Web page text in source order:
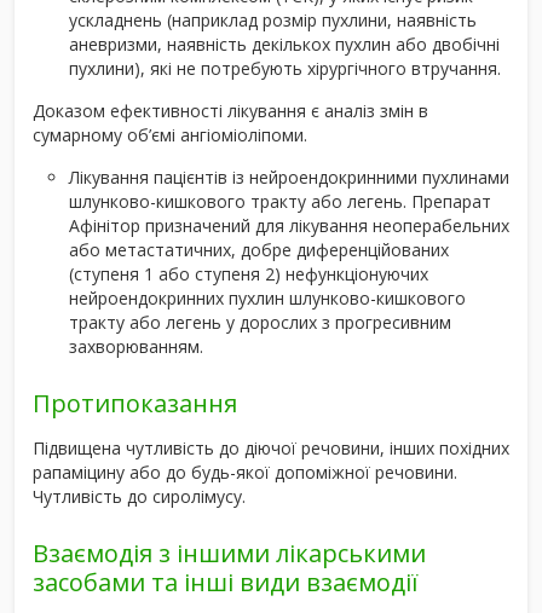
ускладнень (наприклад розмір пухлини, наявність
аневризми, наявність декількох пухлин або двобічні
пухлини), які не потребують хірургічного втручання.
Доказом ефективності лікування є аналіз змін в
сумарному об’ємі ангіоміоліпоми.
Лікування пацієнтів із нейроендокринними пухлинами
шлунково-кишкового тракту або легень. Препарат
Афінітор призначений для лікування неоперабельних
або метастатичних, добре диференційованих
(ступеня 1 або ступеня 2) нефункціонуючих
нейроендокринних пухлин шлунково-кишкового
тракту або легень у дорослих з прогресивним
захворюванням.
Протипоказання
Підвищена чутливість до діючої речовини, інших похідних
рапаміцину або до будь-якої допоміжної речовини.
Чутливість до сиролімусу.
Взаємодія з іншими лікарськими
засобами та інші види взаємодії